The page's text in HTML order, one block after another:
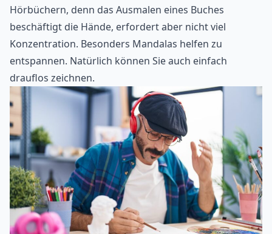
Hörbüchern, denn das Ausmalen eines Buches
beschäftigt die Hände, erfordert aber nicht viel
Konzentration. Besonders Mandalas helfen zu
entspannen. Natürlich können Sie auch einfach
drauflos zeichnen.